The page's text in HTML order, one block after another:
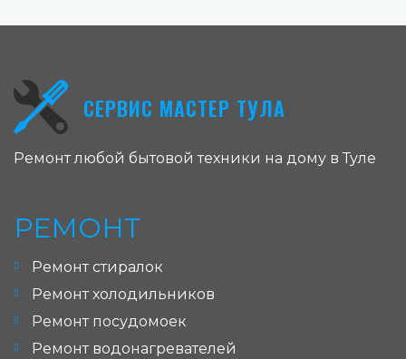
СЕРВИС МАСТЕР ТУЛА
Ремонт любой бытовой техники на дому в Туле
РЕМОНТ
Ремонт стиралок
Ремонт холодильников
Ремонт посудомоек
Ремонт водонагревателей